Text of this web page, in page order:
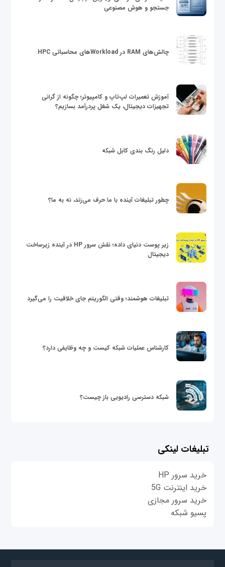
جستجو و هوش مصنوعی
چالش‌های RAM در Workloadهای محاسباتی HPC
آموزش تعمیرات لپ‌تاپ و کامپیوتر؛ چگونه از گرانی
تجهیزات دیجیتال، یک شغل پردرآمد بسازیم؟
دلیل رنگ بندی کابل شبکه
چطور تبلیغات آینده با ما حرف می‌زند، نه به ما؟
زیر پوست دنیای داده؛ نقش سرور HP در آینده زیرساخت
دیجیتال
تبلیغات هوشمند؛ وقتی الگوریتم جای خلاقیت را می‌گیرد
کارشناس عملیات شبکه کیست و چه وظایفی دارد؟
شبکه دسترسی رادیویی باز چیست؟
تبلیغات لینکی
خرید سرور HP
خرید اینترنت 5G
خرید سرور مجازی
پسیو شبکه